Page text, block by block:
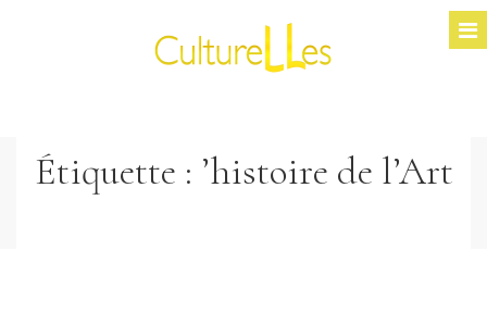
Étiquette : ’histoire de l’Art